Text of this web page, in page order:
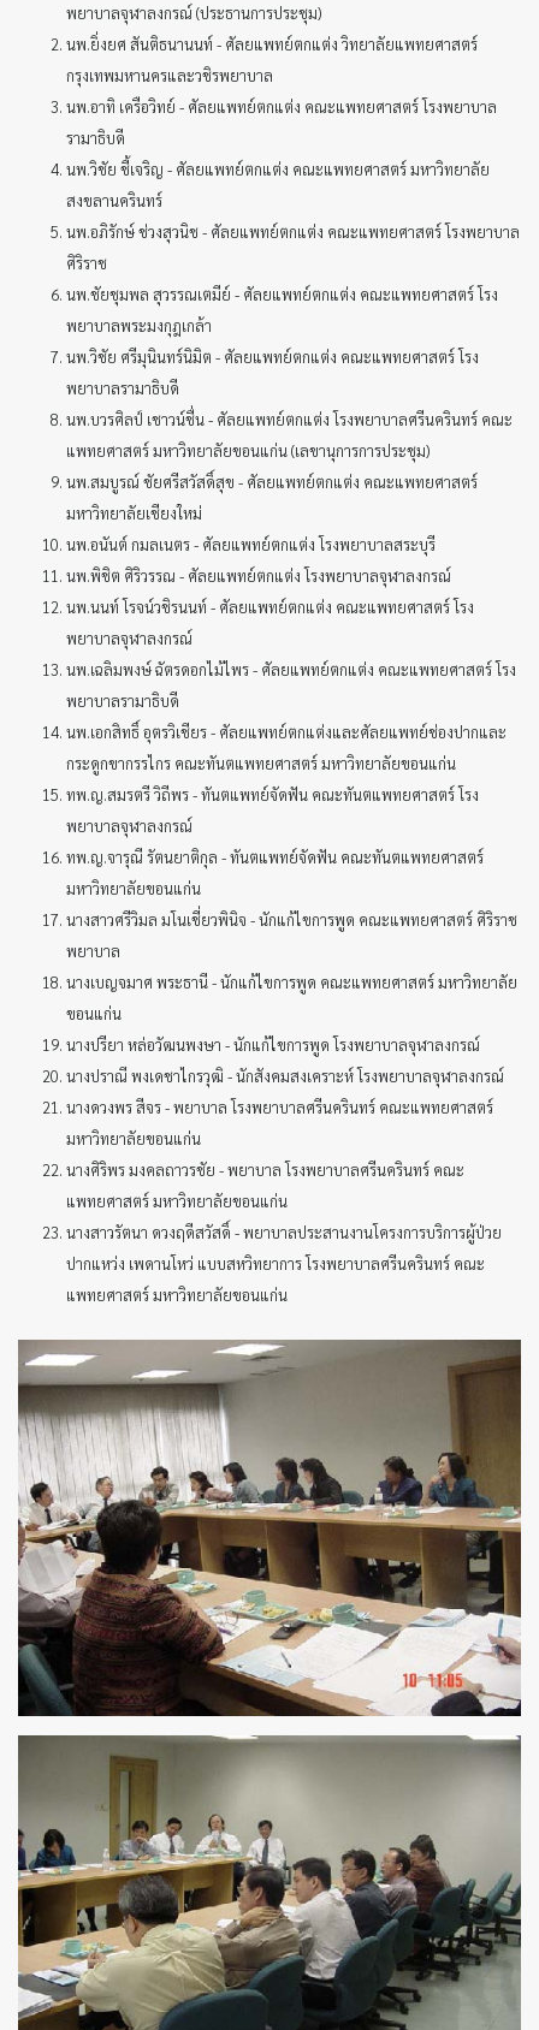
พยาบาลจุฬาลงกรณ์ (ประธานการประชุม)
นพ.ยิ่งยศ สันติธนานนท์ - ศัลยแพทย์ตกแต่ง วิทยาลัยแพทยศาสตร์
กรุงเทพมหานครและวชิรพยาบาล
นพ.อาทิ เครือวิทย์ - ศัลยแพทย์ตกแต่ง คณะแพทยศาสตร์ โรงพยาบาล
รามาธิบดี
นพ.วิชัย ชี้เจริญ - ศัลยแพทย์ตกแต่ง คณะแพทยศาสตร์ มหาวิทยาลัย
สงขลานครินทร์
นพ.อภิรักษ์ ช่วงสุวนิช - ศัลยแพทย์ตกแต่ง คณะแพทยศาสตร์ โรงพยาบาล
ศิริราช
นพ.ชัยชุมพล สุวรรณเตมีย์ - ศัลยแพทย์ตกแต่ง คณะแพทยศาสตร์ โรง
พยาบาลพระมงกุฎเกล้า
นพ.วิชัย ศรีมุนินทร์นิมิต - ศัลยแพทย์ตกแต่ง คณะแพทยศาสตร์ โรง
พยาบาลรามาธิบดี
นพ.บวรศิลป์ เชาวน์ชื่น - ศัลยแพทย์ตกแต่ง โรงพยาบาลศรีนครินทร์ คณะ
แพทยศาสตร์ มหาวิทยาลัยขอนแก่น (เลขานุการการประชุม)
นพ.สมบูรณ์ ชัยศรีสวัสดิ์สุข - ศัลยแพทย์ตกแต่ง คณะแพทยศาสตร์
มหาวิทยาลัยเชียงใหม่
นพ.อนันต์ กมลเนตร - ศัลยแพทย์ตกแต่ง โรงพยาบาลสระบุรี
นพ.พิชิต ศิริวรรณ - ศัลยแพทย์ตกแต่ง โรงพยาบาลจุฬาลงกรณ์
นพ.นนท์ โรจน์วชิรนนท์ - ศัลยแพทย์ตกแต่ง คณะแพทยศาสตร์ โรง
พยาบาลจุฬาลงกรณ์
นพ.เฉลิมพงษ์ ฉัตรดอกไม้ไพร - ศัลยแพทย์ตกแต่ง คณะแพทยศาสตร์​ โรง
พยาบาลรามาธิบดี
นพ.เอกสิทธิ์ อุตรวิเชียร - ศัลยแพทย์ตกแต่งและศัลยแพทย์ช่องปากและ
กระดูกขากรรไกร คณะทันตแพทยศาสตร์ มหาวิทยาลัยขอนแก่น
ทพ.ญ.สมรตรี วิถีพร - ทันตแพทย์จัดฟัน คณะทันตแพทยศาสตร์ โรง
พยาบาลจุฬาลงกรณ์
ทพ.ญ.จารุณี รัตนยาติกุล - ทันตแพทย์จัดฟัน คณะทันตแพทยศาสตร์
มหาวิทยาลัยขอนแก่น
นางสาวศรีวิมล มโนเชี่ยวพินิจ - นักแก้ไขการพูด คณะแพทยศาสตร์ ศิริราช
พยาบาล
นางเบญจมาศ พระธานี - นักแก้ไขการพูด คณะแพทยศาสตร์ มหาวิทยาลัย
ขอนแก่น
นางปรียา หล่อวัฒนพงษา - นักแก้ไขการพูด โรงพยาบาลจุฬาลงกรณ์
นางปราณี พงเดชาไกรวุฒิ - นักสังคมสงเคราะห์ โรงพยาบาลจุฬาลงกรณ์
นางดวงพร สีจร - พยาบาล โรงพยาบาลศรีนครินทร์ คณะแพทยศาสตร์
มหาวิทยาลัยขอนแก่น
นางศิริพร มงคลถาวรชัย - พยาบาล โรงพยาบาลศรีนครินทร์ คณะ
แพทยศาสตร์ มหาวิทยาลัยขอนแก่น
นางสาวรัตนา ดวงฤดีสวัสดิ์ - พยาบาลประสานงานโครงการบริการผู้ป่วย
ปากแหว่ง เพดานโหว่ แบบสหวิทยาการ โรงพยาบาลศรีนครินทร์ คณะ
แพทยศาสตร์ มหาวิทยาลัยขอนแก่น